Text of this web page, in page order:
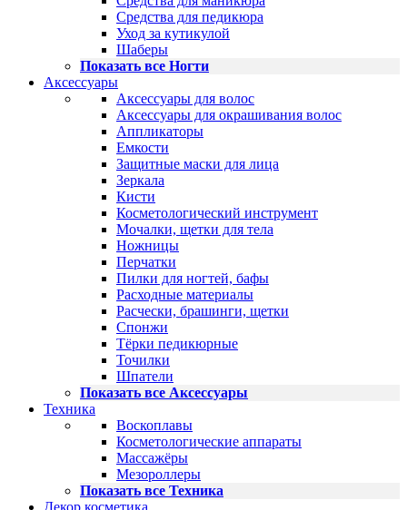
Средства для педикюра
Уход за кутикулой
Шаберы
Показать все Ногти
Аксессуары
Аксессуары для волос
Аксессуары для окрашивания волос
Аппликаторы
Емкости
Защитные маски для лица
Зеркала
Кисти
Косметологический инструмент
Мочалки, щетки для тела
Ножницы
Перчатки
Пилки для ногтей, бафы
Расходные материалы
Расчески, брашинги, щетки
Спонжи
Тёрки педикюрные
Точилки
Шпатели
Показать все Аксессуары
Техника
Воскоплавы
Косметологические аппараты
Массажёры
Мезороллеры
Показать все Техника